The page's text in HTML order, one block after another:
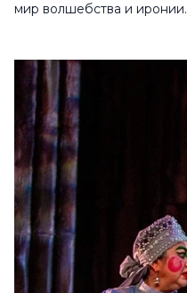
мир волшебства и иронии.